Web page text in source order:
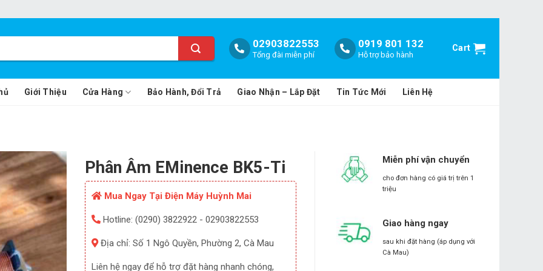
02903822553
Tổng đài miễn phí
0919 801 132
Hỗ trợ bảo hành
Cart
Giới Thiệu Cửa Hàng Bảo Hành, Đổi Trả Giao Nhận – Lắp Đặt Tin Tức Mới Liên Hệ
Phân Âm EMinence BK5-Ti
Mua Ngay Tại Điện Máy Huỳnh Mai
Hotline: (0290) 3822922 - 02903822553
Địa chỉ: Số 1 Ngô Quyền, Phường 2, Cà Mau
Liên hệ ngay để hỗ trợ đặt hàng nhanh chóng,
Miễn phí vận chuyển
cho đơn hàng có giá trị trên 1
triệu
Giao hàng ngay
sau khi đặt hàng (áp dụng với
Cà Mau)